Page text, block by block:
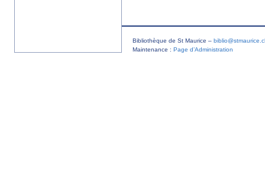
Bibliothèque de St Maurice –
Maintenance : Page d’Administration